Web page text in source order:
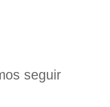
seguir